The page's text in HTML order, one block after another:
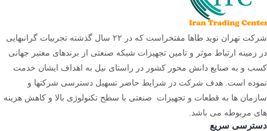
شرکت تهران نوید طاها مفتخراست که در ۲۲ سال گذشته تجربیات گرانبهایی
در زمینه ارتباط موثر و تامین تجهیزات شبکه صنعتی از برندهای معتبر جهانی
کسب و به صنایع دانش محور کشور در راستای نیل به اهداف ایشان خدمت
نموده است. هدف شرکت در شرایط حاضر تسهیل دسترسی شرکتها و
سازمان ها به قطعات و تجهیزات صنعتی با سطح تکنولوژی بالا و کاهش هزینه
های مربوطه می باشد.
دسترسی سریع